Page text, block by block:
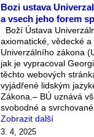
Bozi ustava
a vsech jeho forem
Boží Ústava
axiomatické, vědecké
Univerzálního zákona
jak je vypracoval
těchto webových
vyjádřené lidským
Zákona.– BÚ uznává
svobodné a
Zobrazit další
3. 4, 2025